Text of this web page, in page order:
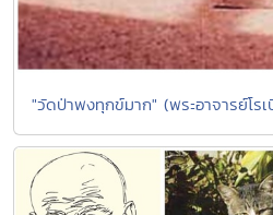
"วัดป่าพงทุกข์มาก" (พระอาจารย์โรเ